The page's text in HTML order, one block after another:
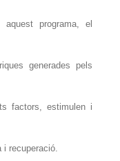
programa, el
generades pels
factors, estimulen i
i recuperació.